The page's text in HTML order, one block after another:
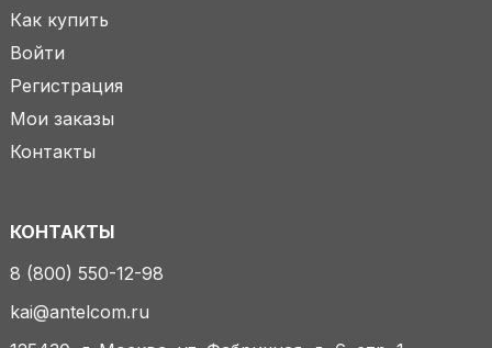
Как купить
Войти
Регистрация
Мои заказы
Контакты
КОНТАКТЫ
8 (800) 550-12-98
kai@antelcom.ru